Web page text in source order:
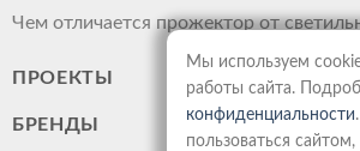
Чем отличается прожектор от
ПРОЕКТЫ
БРЕНДЫ
Мы используем
работы сайта.
конфиденциальности
пользоваться